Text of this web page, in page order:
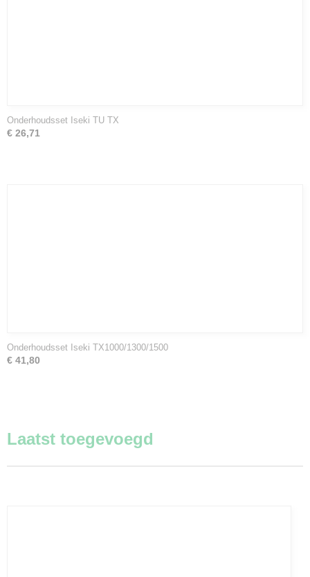
Onderhoudsset Iseki TU TX
€ 26,71
Onderhoudsset Iseki TX1000/1300/1500
€ 41,80
Laatst toegevoegd